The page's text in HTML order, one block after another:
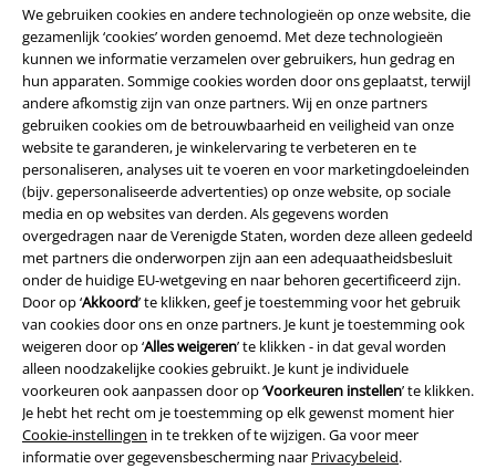
We gebruiken cookies en andere technologieën op onze website, die
gezamenlijk ‘cookies’ worden genoemd. Met deze technologieën
kunnen we informatie verzamelen over gebruikers, hun gedrag en
hun apparaten. Sommige cookies worden door ons geplaatst, terwijl
andere afkomstig zijn van onze partners. Wij en onze partners
gebruiken cookies om de betrouwbaarheid en veiligheid van onze
website te garanderen, je winkelervaring te verbeteren en te
personaliseren, analyses uit te voeren en voor marketingdoeleinden
(bijv. gepersonaliseerde advertenties) op onze website, op sociale
media en op websites van derden. Als gegevens worden
overgedragen naar de Verenigde Staten, worden deze alleen gedeeld
met partners die onderworpen zijn aan een adequaatheidsbesluit
onder de huidige EU-wetgeving en naar behoren gecertificeerd zijn.
Door op ‘Akkoord’ te klikken, geef je toestemming voor het gebruik
van cookies door ons en onze partners. Je kunt je toestemming ook
weigeren door op ‘Alles weigeren’ te klikken - in dat geval worden
alleen noodzakelijke cookies gebruikt. Je kunt je individuele
voorkeuren ook aanpassen door op ‘Voorkeuren instellen’ te klikken.
Je hebt het recht om je toestemming op elk gewenst moment hier
Cookie-instellingen in te trekken of te wijzigen. Ga voor meer
informatie over gegevensbescherming naar Privacybeleid.
large app
Download gratis de nieuwe large app en profiteer van alle nieuwe
functies en voordelen!
A Warner Music Group Company
Beveiliging